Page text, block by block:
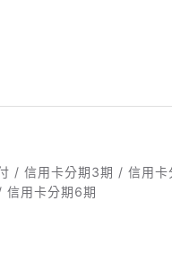
/ 信用卡分期3期 / 信用
用卡分期6期